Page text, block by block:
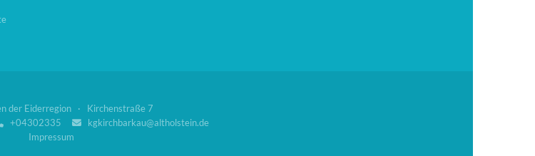
der Eiderregion · Kirchenstraße 7
+04302335 kgkirchbarkau@altholstein.de
Impressum